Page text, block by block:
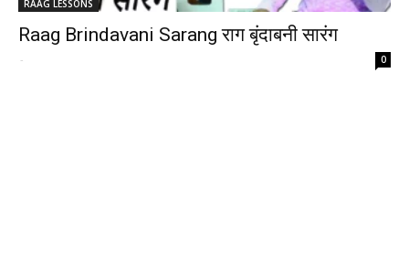
RAAG LESSONS
Raag Brindavani Sarang राग बृंदाबनी सारंग
- 0